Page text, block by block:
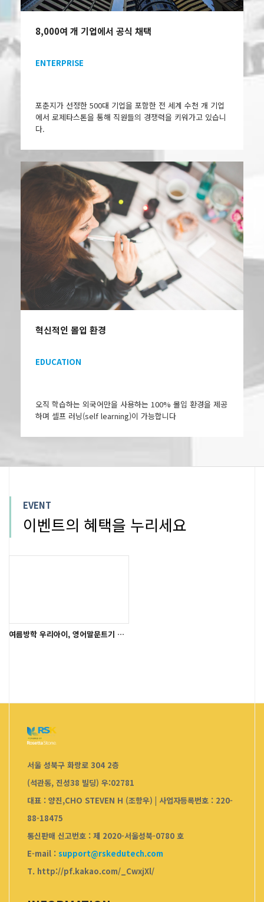
8,000여 개 기업에서 공식 채택
ENTERPRISE
포춘지가 선정한 500대 기업을 포함한 전 세계 수천 개 기업
에서 로제타스톤을 통해 직원들의 경쟁력을 키워가고 있습니
다.
혁신적인 몰입 환경
EDUCATION
오직 학습하는 외국어만을 사용하는 100% 몰입 환경을 제공
하며 셀프 러닝(self learning)이 가능합니다
EVENT
이벤트의 혜택을 누리세요
여름방학 우리아이, 영어말문트기 시작!
서울 성북구 화랑로 304 2층
(석관동, 진성38 빌딩) 우:02781
대표 : 양진,CHO STEVEN H (조항우) | 사업자등록번호 : 220-
88-18475
통신판매 신고번호 : 제 2020-서울성북-0780 호
E-mail : support@rskedutech.com
T. http://pf.kakao.com/_CwxjXl/